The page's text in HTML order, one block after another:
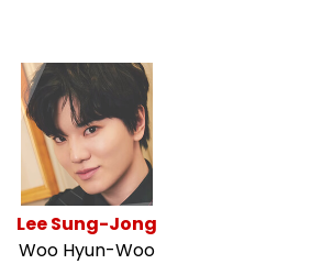
Lee Sung-Jong
Woo Hyun-Woo